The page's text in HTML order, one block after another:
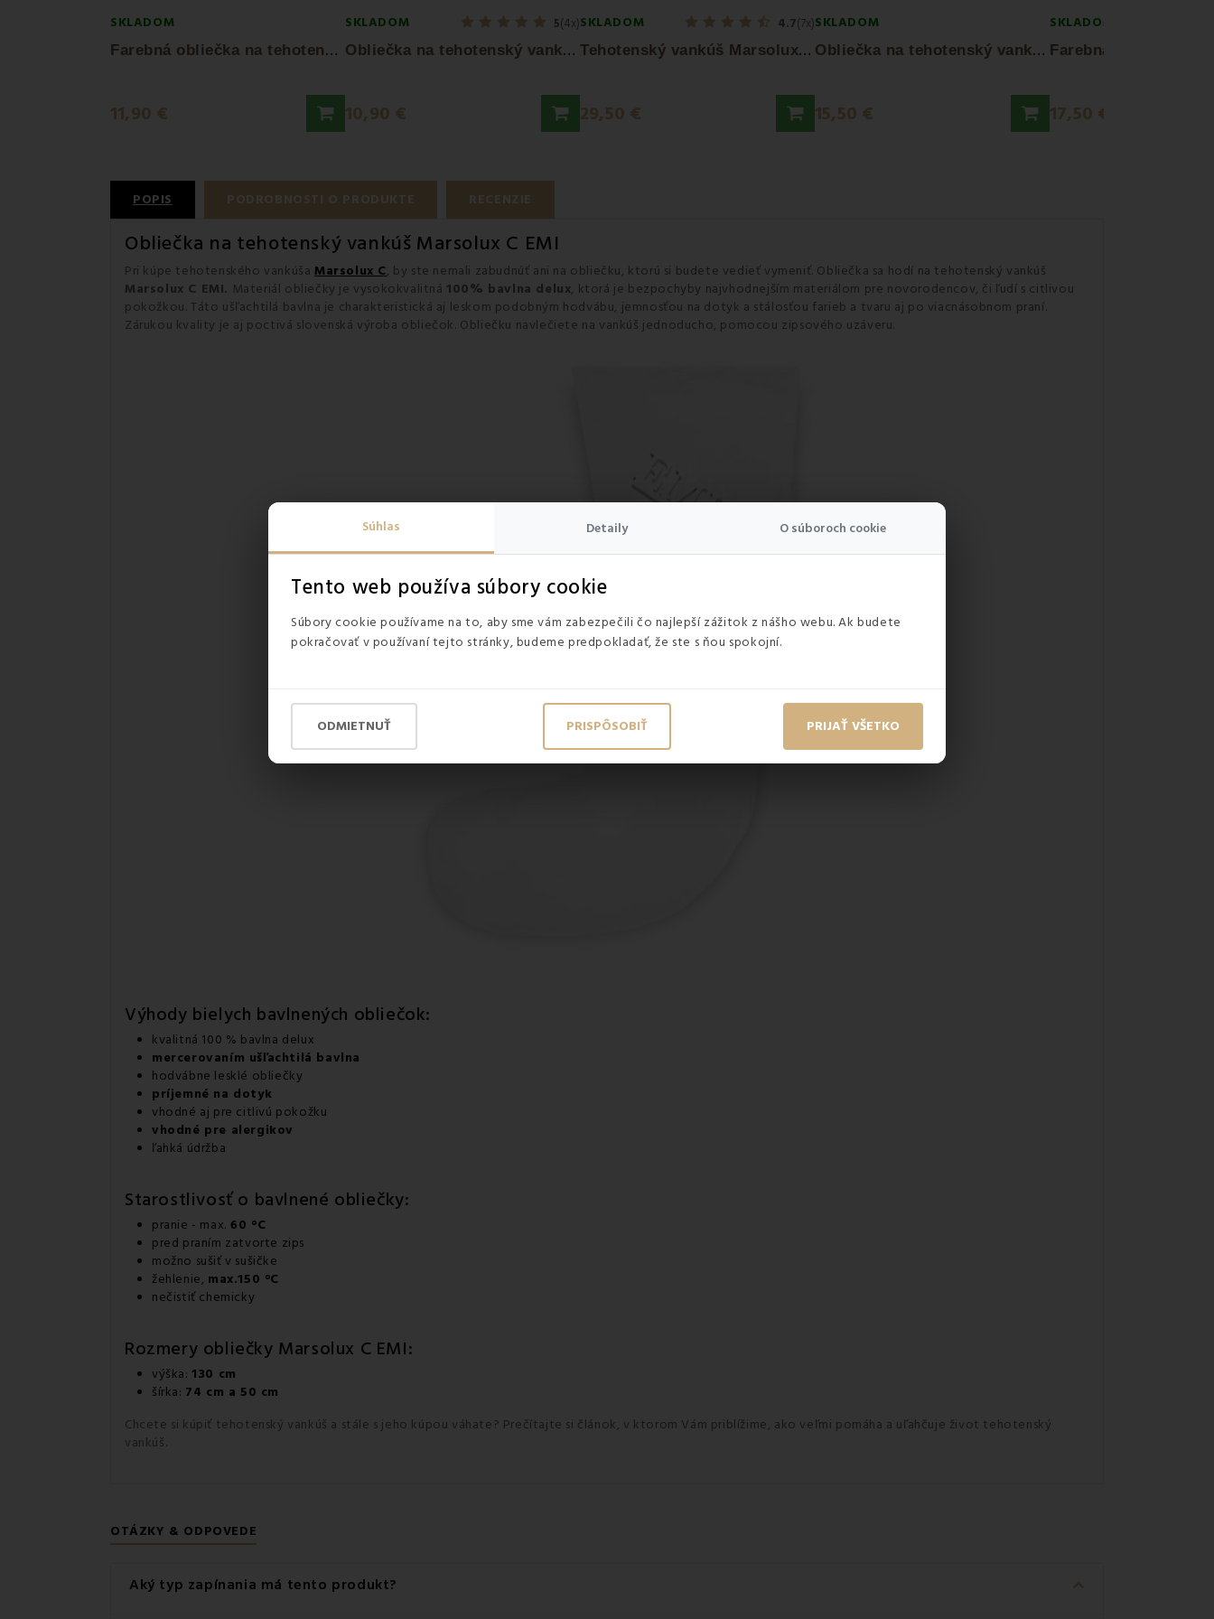
Súhlas Detaily O súboroch cookie
Tento web používa súbory cookie
Súbory cookie používame na to, aby sme vám zabezpečili čo najlepší zážitok z nášho webu. Ak budete
pokračovať v používaní tejto stránky, budeme predpokladať, že ste s ňou spokojní.
ODMIETNUŤ PRISPÔSOBIŤ PRIJAŤ VŠETKO
SKLADOM
F
arebná obliečka na tehotenský vankúš...
11,90 €
SKLADOM 5(4x)
O
bliečka na tehotenský vankúš Marsolux EMI
10,90 €
SKLADOM 4.7(7x)
T
ehotenský vankúš Marsolux C EMI
29,50 €
SKLADOM
O
bliečka na tehotenský vankúš Snug L EMI
15,50 €
SKLADOM
17,50 €
POPIS PODROBNOSTI O PRODUKTE RECENZIE
Obliečka na tehotenský vankúš Marsolux C EMI
Pri kúpe tehotenského vankúšaMarsolux C, by ste nemali zabudnúť ani na obliečku, ktorú si budete vedieť vymeniť. Obliečka sa hodí na tehotenský vankúš
Marsolux C EMI. Materiál obliečky je vysokokvalitná 100% bavlna delux, ktorá je bezpochyby najvhodnejším materiálom pre novorodencov, či ľudí s citlivou
pokožkou. Táto ušľachtilá bavlna je charakteristická aj leskom podobným hodvábu, jemnosťou na dotyk a stálosťou farieb a tvaru aj po viacnásobnom praní.
Zárukou kvality je aj poctivá slovenská výroba obliečok. Obliečku navlečiete na vankúš jednoducho, pomocou zipsového uzáveru.
Výhody bielych bavlnených obliečok:
kvalitná 100 % bavlna delux
mercerovaním ušľachtilá bavlna
hodvábne lesklé obliečky
príjemné na dotyk
vhodné aj pre citlivú pokožku
vhodné pre alergikov
ľahká údržba
Starostlivosť o bavlnené obliečky:
pranie - max. 60 °C
pred praním zatvorte zips
možno sušiť v sušičke
žehlenie, max.150 °C
nečistiť chemicky
Rozmery obliečky Marsolux C EMI:
výška:130 cm
šírka: 74 cm a 50 cm
Chcete si kúpiť tehotenský vankúš a stále s jeho kúpou váhate? Prečítajte si článok, v ktorom Vám priblížime, ako veľmi pomáha a uľahčuje život tehotenský
vankúš.
OTÁZKY & ODPOVEDE
Aký typ zapínania má tento produkt? keyboard_arrow_down